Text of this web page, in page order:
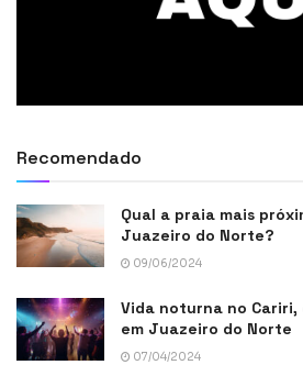
Recomendado
Qual a praia mais
Juazeiro do Norte?
09/06/2024
Vida noturna no
em Juazeiro do Norte
07/04/2024